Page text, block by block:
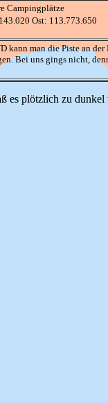
Campingplätze
Ost: 113.773.650
kann man die Piste an der
Bei uns gings nicht,
es plötzlich zu